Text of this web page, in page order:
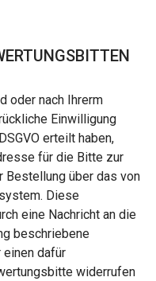
oder nach Ihrerm
Einwilligung
erteilt haben,
für die Bitte zur
Bestellung über das von
Diese
eine Nachricht an die
beschriebene
dafür
widerrufen